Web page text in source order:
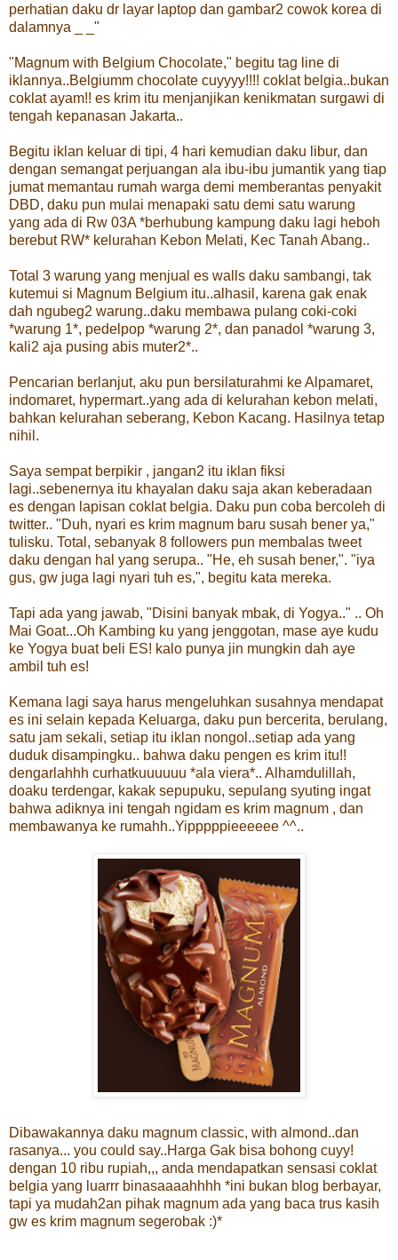
perhatian daku dr layar laptop dan gambar2 cowok korea di
dalamnya _ _"
"Magnum with Belgium Chocolate," begitu tag line di
iklannya..Belgiumm chocolate cuyyyy!!!! coklat belgia..bukan
coklat ayam!! es krim itu menjanjikan kenikmatan surgawi di
tengah kepanasan Jakarta..
Begitu iklan keluar di tipi, 4 hari kemudian daku libur, dan
dengan semangat perjuangan ala ibu-ibu jumantik yang tiap
jumat memantau rumah warga demi memberantas penyakit
DBD, daku pun mulai menapaki satu demi satu warung
yang ada di Rw 03A *berhubung kampung daku lagi heboh
berebut RW* kelurahan Kebon Melati, Kec Tanah Abang..
Total 3 warung yang menjual es walls daku sambangi, tak
kutemui si Magnum Belgium itu..alhasil, karena gak enak
dah ngubeg2 warung..daku membawa pulang coki-coki
*warung 1*, pedelpop *warung 2*, dan panadol *warung 3,
kali2 aja pusing abis muter2*..
Pencarian berlanjut, aku pun bersilaturahmi ke Alpamaret,
indomaret, hypermart..yang ada di kelurahan kebon melati,
bahkan kelurahan seberang, Kebon Kacang. Hasilnya tetap
nihil.
Saya sempat berpikir , jangan2 itu iklan fiksi
lagi..sebenernya itu khayalan daku saja akan keberadaan
es dengan lapisan coklat belgia. Daku pun coba bercoleh di
twitter.. "Duh, nyari es krim magnum baru susah bener ya,"
tulisku. Total, sebanyak 8 followers pun membalas tweet
daku dengan hal yang serupa.. "He, eh susah bener,". "iya
gus, gw juga lagi nyari tuh es,", begitu kata mereka.
Tapi ada yang jawab, "Disini banyak mbak, di Yogya.." .. Oh
Mai Goat...Oh Kambing ku yang jenggotan, mase aye kudu
ke Yogya buat beli ES! kalo punya jin mungkin dah aye
ambil tuh es!
Kemana lagi saya harus mengeluhkan susahnya mendapat
es ini selain kepada Keluarga, daku pun bercerita, berulang,
satu jam sekali, setiap itu iklan nongol..setiap ada yang
duduk disampingku.. bahwa daku pengen es krim itu!!
dengarlahhh curhatkuuuuuu *ala viera*.. Alhamdulillah,
doaku terdengar, kakak sepupuku, sepulang syuting ingat
bahwa adiknya ini tengah ngidam es krim magnum , dan
membawanya ke rumahh..Yipppppieeeeee ^^..
Dibawakannya daku magnum classic, with almond..dan
rasanya... you could say..Harga Gak bisa bohong cuyy!
dengan 10 ribu rupiah,,, anda mendapatkan sensasi coklat
belgia yang luarrr binasaaaahhhh *ini bukan blog berbayar,
tapi ya mudah2an pihak magnum ada yang baca trus kasih
gw es krim magnum segerobak :)*